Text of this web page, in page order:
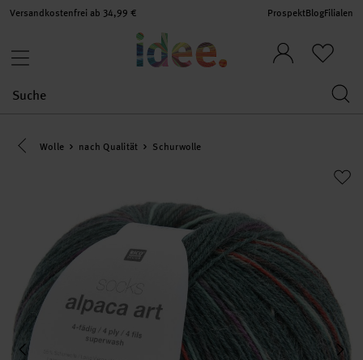
Versandkostenfrei ab 34,99 € ProspektBlogFilialen
Eine Kategorie zurück navigieren
Wolle nach Qualität Schurwolle